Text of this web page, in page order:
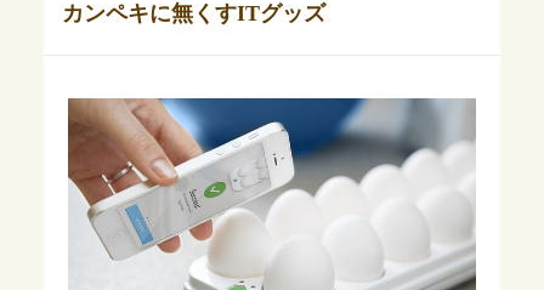
カンペキに無くすITグッズ